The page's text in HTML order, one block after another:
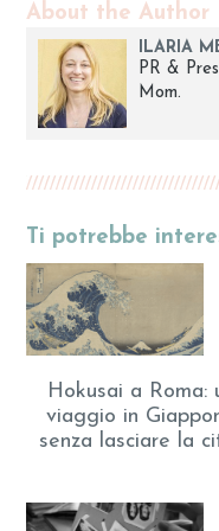
About the Author
ILARIA
PR &
Mom.
Ti potrebbe
Hokusai a Roma:
viaggio in
senza lasciare la